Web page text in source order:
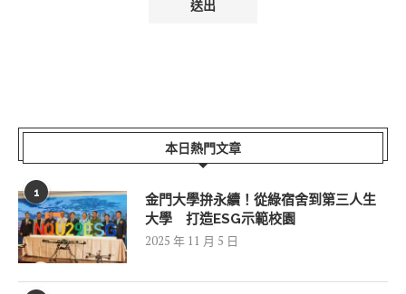
本日熱門文章
1
金門大學拚永續！從綠宿舍到第三人生
大學 打造ESG示範校園
2025 年 11 月 5 日